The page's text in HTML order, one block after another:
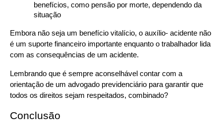
benefícios, como pensão por morte, dependendo da
situação
Embora não seja um benefício vitalício, o auxílio- acidente não
é um suporte financeiro importante enquanto o trabalhador lida
com as consequências de um acidente.
Lembrando que é sempre aconselhável contar com a
orientação de um advogado previdenciário para garantir que
todos os direitos sejam respeitados, combinado?
Conclusão